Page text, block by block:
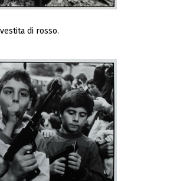
di rosso.